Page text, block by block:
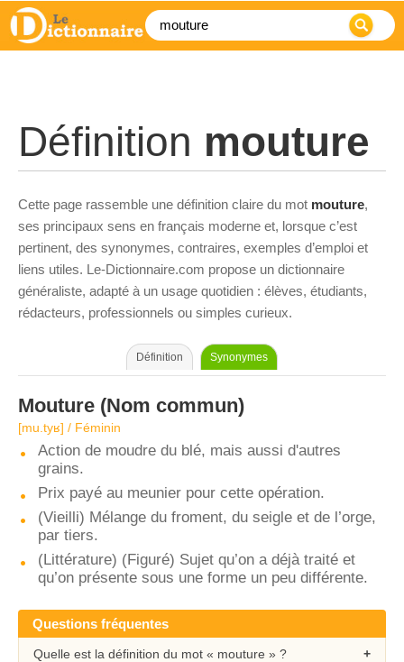
Définition mouture
Cette page rassemble une définition claire du mot mouture,
ses principaux sens en français moderne et, lorsque c’est
pertinent, des synonymes, contraires, exemples d’emploi et
liens utiles. Le-Dictionnaire.com propose un dictionnaire
généraliste, adapté à un usage quotidien : élèves, étudiants,
rédacteurs, professionnels ou simples curieux.
Définition Synonymes
Mouture (Nom commun)
[mu.tyʁ] / Féminin
Action de moudre du blé, mais aussi d'autres
grains.
Prix payé au meunier pour cette opération.
(Vieilli) Mélange du froment, du seigle et de l’orge,
par tiers.
(Littérature) (Figuré) Sujet qu’on a déjà traité et
qu’on présente sous une forme un peu différente.
Questions fréquentes
Quelle est la définition du mot « mouture » ?